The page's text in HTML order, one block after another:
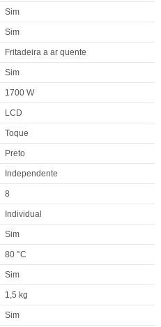
Sim
Sim
Fritadeira a ar quente
Sim
1700 W
LCD
Toque
Preto
Independente
8
Individual
Sim
80 °C
Sim
1,5 kg
Sim